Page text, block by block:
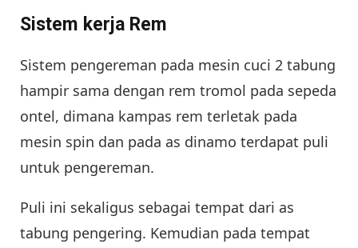
Sistem kerja Rem
Sistem pengereman pada mesin cuci 2 tabung
hampir sama dengan rem tromol pada sepeda
ontel, dimana kampas rem terletak pada
mesin spin dan pada as dinamo terdapat puli
untuk pengereman.
Puli ini sekaligus sebagai tempat dari as
tabung pengering. Kemudian pada tempat